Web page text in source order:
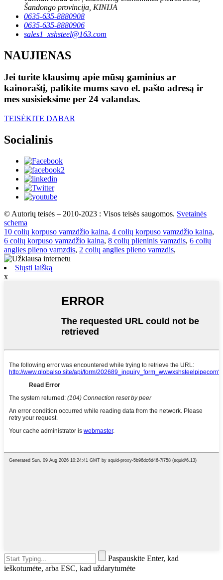
Šandongo provincija, KINIJA
0635-635-8880908
0635-635-8880906
sales1_xshsteel@163.com
NAUJIENAS
Jei turite klausimų apie mūsų gaminius ar
kainoraštį, palikite mums savo el. pašto adresą ir
mes susisieksime per 24 valandas.
TEISĖKITE DABAR
Socialinis
© Autorių teisės – 2010-2023 : Visos teisės saugomos. Svetainės
schema
10 colių korpuso vamzdžio kaina, 4 colių korpuso vamzdžio kaina,
6 colių korpuso vamzdžio kaina, 8 colių plieninis vamzdis, 6 colių
anglies plieno vamzdis, 2 colių anglies plieno vamzdis,
Siųsti laišką
x
Paspauskite Enter, kad
ieškotumėte, arba ESC, kad uždarytumėte